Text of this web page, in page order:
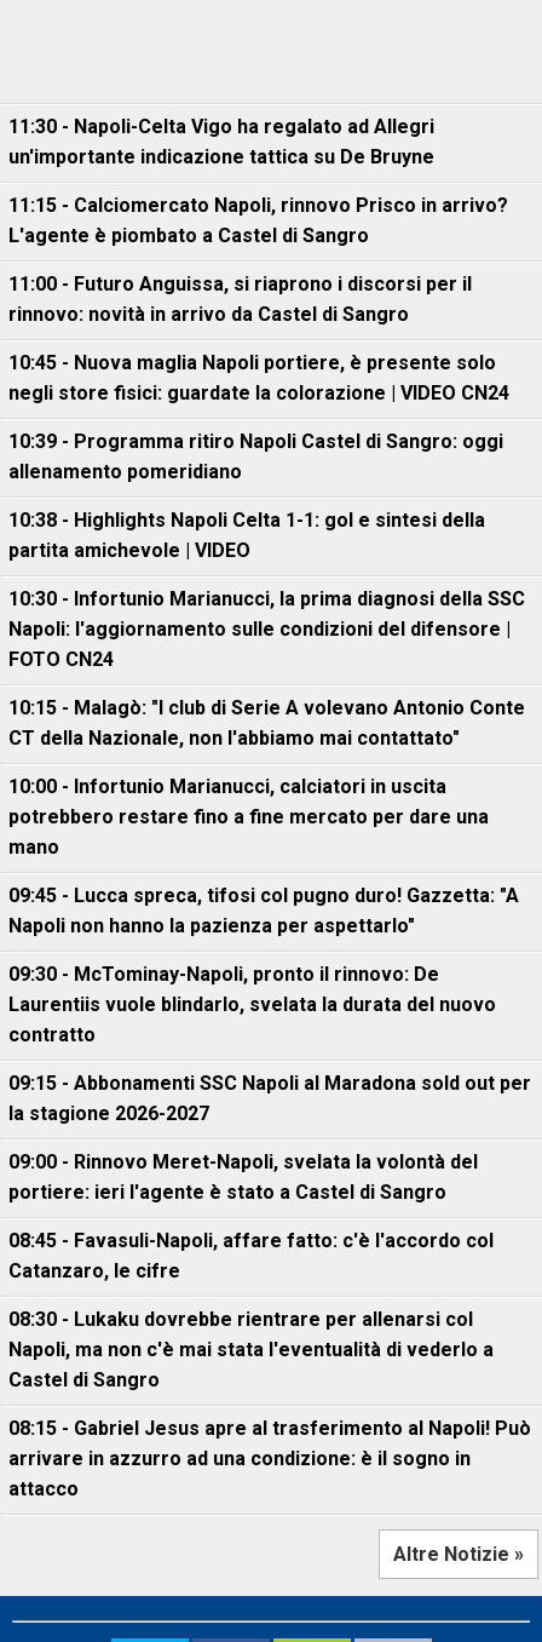
11:30 - Napoli-Celta Vigo ha regalato ad Allegri
un'importante indicazione tattica su De Bruyne
11:15 - Calciomercato Napoli, rinnovo Prisco in arrivo?
L'agente è piombato a Castel di Sangro
11:00 - Futuro Anguissa, si riaprono i discorsi per il
rinnovo: novità in arrivo da Castel di Sangro
10:45 - Nuova maglia Napoli portiere, è presente solo
negli store fisici: guardate la colorazione | VIDEO CN24
10:39 - Programma ritiro Napoli Castel di Sangro: oggi
allenamento pomeridiano
10:38 - Highlights Napoli Celta 1-1: gol e sintesi della
partita amichevole | VIDEO
10:30 - Infortunio Marianucci, la prima diagnosi della SSC
Napoli: l'aggiornamento sulle condizioni del difensore |
FOTO CN24
10:15 - Malagò: "I club di Serie A volevano Antonio Conte
CT della Nazionale, non l'abbiamo mai contattato"
10:00 - Infortunio Marianucci, calciatori in uscita
potrebbero restare fino a fine mercato per dare una
mano
09:45 - Lucca spreca, tifosi col pugno duro! Gazzetta: "A
Napoli non hanno la pazienza per aspettarlo"
09:30 - McTominay-Napoli, pronto il rinnovo: De
Laurentiis vuole blindarlo, svelata la durata del nuovo
contratto
09:15 - Abbonamenti SSC Napoli al Maradona sold out per
la stagione 2026-2027
09:00 - Rinnovo Meret-Napoli, svelata la volontà del
portiere: ieri l'agente è stato a Castel di Sangro
08:45 - Favasuli-Napoli, affare fatto: c'è l'accordo col
Catanzaro, le cifre
08:30 - Lukaku dovrebbe rientrare per allenarsi col
Napoli, ma non c'è mai stata l'eventualità di vederlo a
Castel di Sangro
08:15 - Gabriel Jesus apre al trasferimento al Napoli! Può
arrivare in azzurro ad una condizione: è il sogno in
attacco
Altre Notizie »